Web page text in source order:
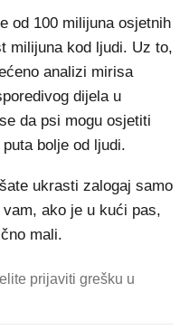
od 100 milijuna osjetnih
milijuna kod ljudi. Uz to,
analizi mirisa
dijela u
da psi mogu osjetiti
bolje od ljudi.
ukrasti zalogaj samo
ako je u kući pas,
mali.
prijaviti grešku u